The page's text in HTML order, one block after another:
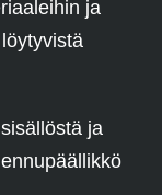
ja
ja